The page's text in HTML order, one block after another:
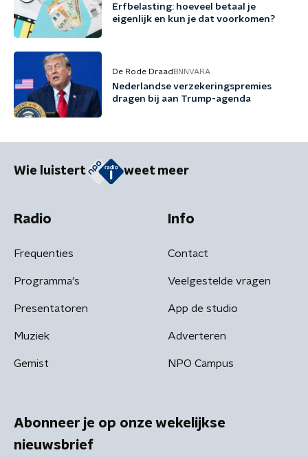
Erfbelasting: hoeveel betaal je
eigenlijk en kun je dat voorkomen?
De Rode Draad BNNVARA
Nederlandse verzekeringspremies
dragen bij aan Trump-agenda
Wie luistert weet meer
Radio
Frequenties
Programma's
Presentatoren
Muziek
Gemist
Info
Contact
Veelgestelde vragen
App de studio
Adverteren
NPO Campus
Abonneer je op onze wekelijkse
nieuwsbrief